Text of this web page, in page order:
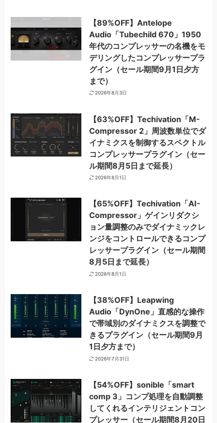
【89%OFF】Antelope
Audio「Tubechild 670」1950
年代のコンプレッサーの名機をモ
デリングしたコンプレッサープラ
グイン（セール期間9月1日夕方
まで）
2026年8月3日
【63%OFF】Techivation「M-
Compressor 2」周波数単位でダ
イナミクスを制御するスペクトル
コンプレッサープラグイン（セー
ル期間8月5日まで延長）
2026年8月1日
【65%OFF】Techivation「AI-
Compressor」ゲインリダクシ
ョン量調整のみでダイナミックレ
ンジをコントロールできるコンプ
レッサープラグイン（セール期間
8月5日まで延長）
2026年8月1日
【38%OFF】Leapwing
Audio「DynOne」直感的な操作
で帯域別のダイナミクスを調整で
きるプラグイン（セール期間9月
1日夕方まで）
2026年7月31日
【54%OFF】sonible「smart
comp 3」コンプ処理を自動調整
してくれるインテリジェントコン
プレッサー（セール期間8月20日